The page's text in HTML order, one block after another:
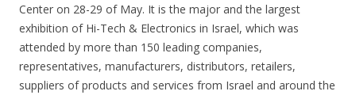
Center on 28-29 of May. It is the major and the largest
exhibition of Hi-Tech & Electronics in Israel, which was
attended by more than 150 leading companies,
representatives, manufacturers, distributors, retailers,
suppliers of products and services from Israel and around the